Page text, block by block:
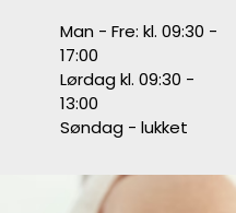
Man - Fre: kl. 09:30 -
17:00
Lørdag kl. 09:30 -
13:00
Søndag - lukket